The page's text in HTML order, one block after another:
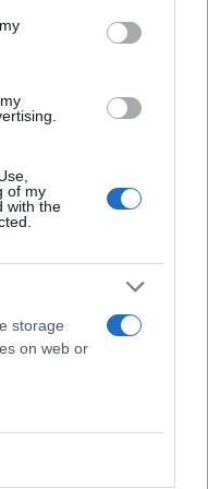
of my
with the
storage
on web or
πρόσθεσε
πυραύλους
όμως κανένας
damage; all
says